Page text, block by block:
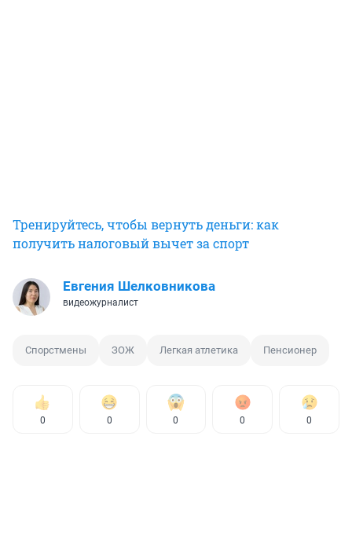
Тренируйтесь, чтобы вернуть деньги: как
получить налоговый вычет за спорт
Евгения Шелковникова
видеожурналист
Спорстмены ЗОЖ Легкая атлетика Пенсионер
0 0 0 0 0